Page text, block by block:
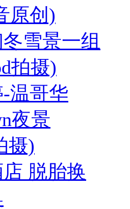
原创)
雪景一组
拍摄)
温哥华
夜景
摄)
脱胎换